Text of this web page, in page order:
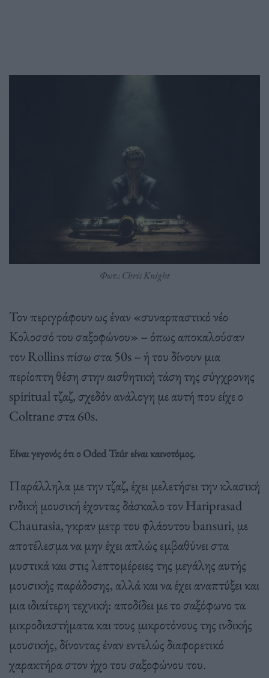
Φωτ.: Chris Knight
Τον περιγράφουν ως έναν «συναρπαστικό νέο
Κολοσσό του σαξοφώνου» – όπως αποκαλούσαν
τον Rollins πίσω στα 50s – ή του δίνουν μια
περίοπτη θέση στην αισθητική τάση της σύγχρονης
spiritual τζαζ, σχεδόν ανάλογη με αυτή που είχε ο
Coltrane στα 60s.
Είναι γεγονός ότι ο Oded Tzúr είναι καινοτόμος.
Παράλληλα με την τζαζ, έχει μελετήσει την κλασική
ινδική μουσική έχοντας δάσκαλο τον Hariprasad
Chaurasia, γκραν μετρ του φλάουτου bansuri, με
αποτέλεσμα να μην έχει απλώς εμβαθύνει στα
μυστικά και στις λεπτομέρειες της μεγάλης αυτής
μουσικής παράδοσης, αλλά και να έχει αναπτύξει και
μια ιδιαίτερη τεχνική: αποδίδει με το σαξόφωνο τα
μικροδιαστήματα και τους μικροτόνους της ινδικής
μουσικής, δίνοντας έναν εντελώς διαφορετικό
χαρακτήρα στον ήχο του σαξοφώνου του.